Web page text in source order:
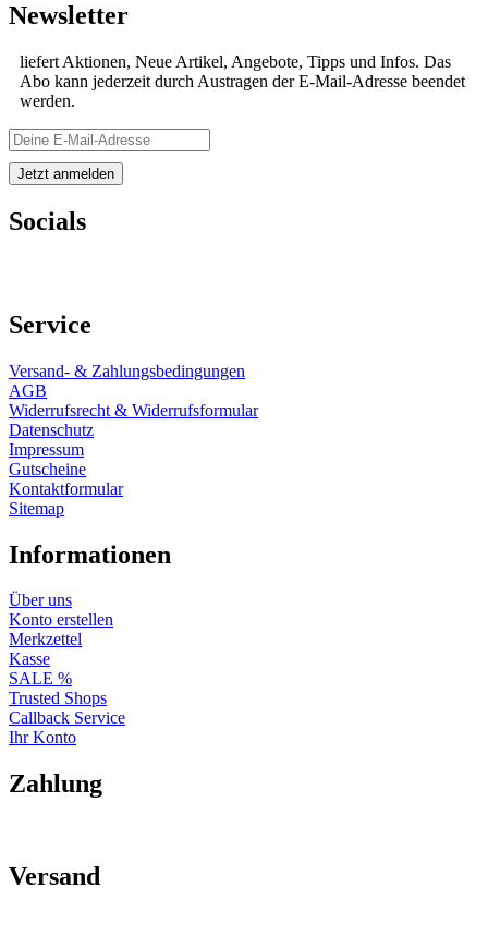
Newsletter
liefert Aktionen, Neue Artikel, Angebote, Tipps und Infos. Das
Abo kann jederzeit durch Austragen der E-Mail-Adresse beendet
werden.
Socials
Service
Versand- & Zahlungsbedingungen
AGB
Widerrufsrecht & Widerrufsformular
Datenschutz
Impressum
Gutscheine
Kontaktformular
Sitemap
Informationen
Über uns
Konto erstellen
Merkzettel
Kasse
SALE %
Trusted Shops
Callback Service
Ihr Konto
Zahlung
Versand